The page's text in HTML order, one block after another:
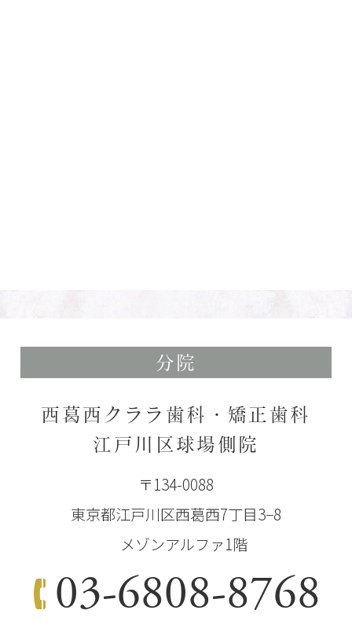
分院
西葛西クララ歯科・矯正歯科
江戸川区球場側院
〒134-0088
東京都江戸川区西葛西7丁目3−8
メゾンアルファ1階
03-6808-8768